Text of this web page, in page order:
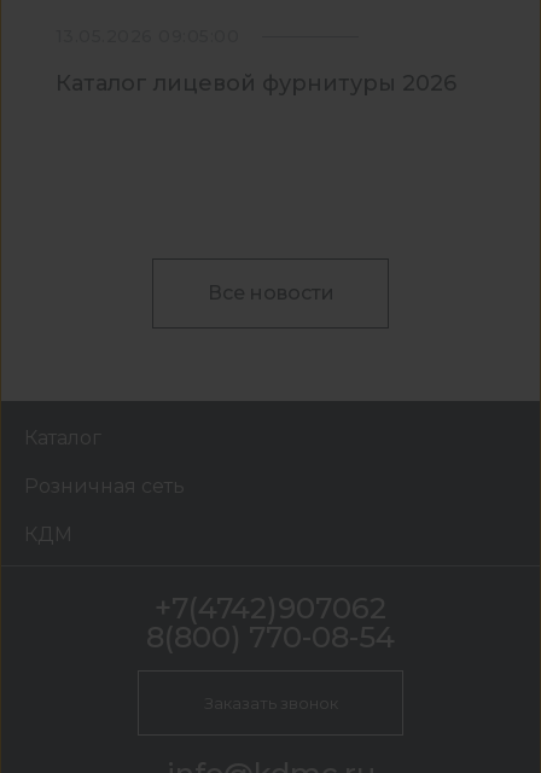
Каталог лицевой фурнитуры 2026
Все новости
Каталог
Розничная сеть
КДМ
+7(4742)907062
8(800) 770-08-54
Заказать звонок